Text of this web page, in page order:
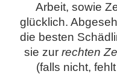
Arbeit, sowie
glücklich.
die besten
sie zurrechten
(falls nicht,